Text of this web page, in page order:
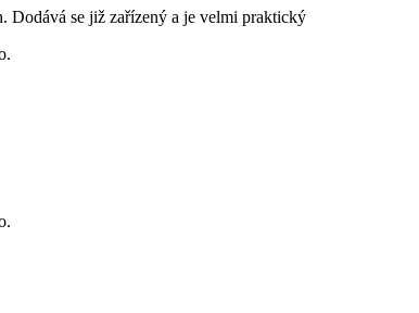
Dodává se již zařízený a je velmi praktický